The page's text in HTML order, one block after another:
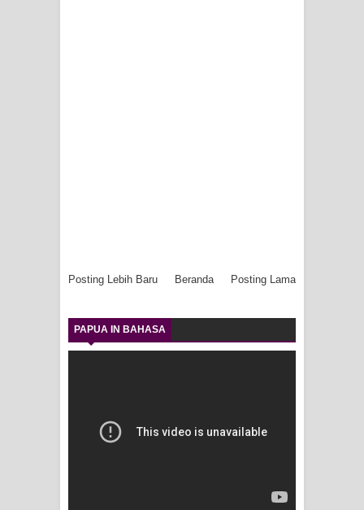
Posting Lebih Baru Posting Lama
Beranda
PAPUA IN BAHASA